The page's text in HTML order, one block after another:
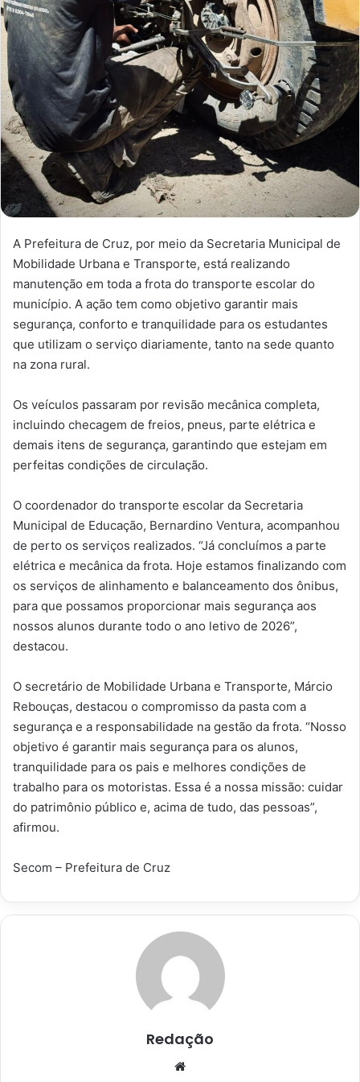
A Prefeitura de Cruz, por meio da Secretaria Municipal de
Mobilidade Urbana e Transporte, está realizando
manutenção em toda a frota do transporte escolar do
município. A ação tem como objetivo garantir mais
segurança, conforto e tranquilidade para os estudantes
que utilizam o serviço diariamente, tanto na sede quanto
na zona rural.
Os veículos passaram por revisão mecânica completa,
incluindo checagem de freios, pneus, parte elétrica e
demais itens de segurança, garantindo que estejam em
perfeitas condições de circulação.
O coordenador do transporte escolar da Secretaria
Municipal de Educação, Bernardino Ventura, acompanhou
de perto os serviços realizados. “Já concluímos a parte
elétrica e mecânica da frota. Hoje estamos finalizando com
os serviços de alinhamento e balanceamento dos ônibus,
para que possamos proporcionar mais segurança aos
nossos alunos durante todo o ano letivo de 2026”,
destacou.
O secretário de Mobilidade Urbana e Transporte, Márcio
Rebouças, destacou o compromisso da pasta com a
segurança e a responsabilidade na gestão da frota. “Nosso
objetivo é garantir mais segurança para os alunos,
tranquilidade para os pais e melhores condições de
trabalho para os motoristas. Essa é a nossa missão: cuidar
do patrimônio público e, acima de tudo, das pessoas”,
afirmou.
Secom – Prefeitura de Cruz
Redação